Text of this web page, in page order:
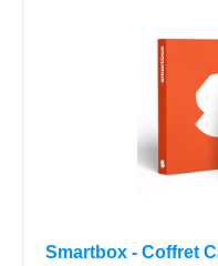
Smartbox - Coffret